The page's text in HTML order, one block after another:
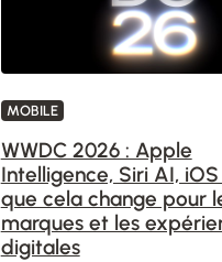
MOBILE
WWDC 2026 : Apple
Intelligence, Siri AI,
que cela change pour
marques et les
digitales